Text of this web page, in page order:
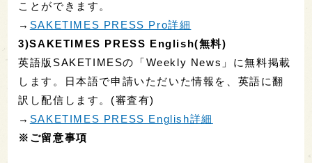
ことができます。
→ SAKETIMES PRESS Pro詳細
3)SAKETIMES PRESS English(無料)
英語版SAKETIMESの「Weekly News」に無料掲載
します。日本語で申請いただいた情報を、英語に翻
訳し配信します。(審査有)
→ SAKETIMES PRESS English詳細
※ご留意事項